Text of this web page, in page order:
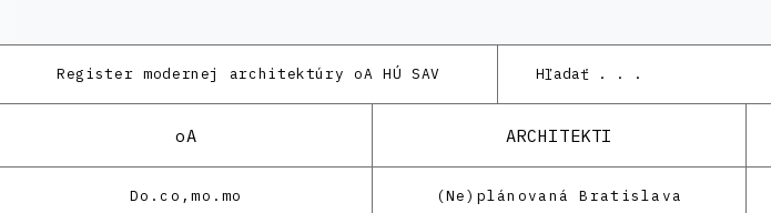
Register modernej architektúry oA HÚ SAV
oA ARCHITEKTI
Do.co,mo.mo (Ne)plánovaná Bratislava